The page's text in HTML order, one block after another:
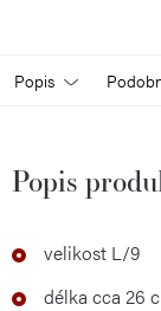
Popis
Popis
velikost L/9
délka cca 26